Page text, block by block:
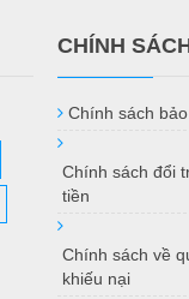
CHÍNH
Chính sách
Chính sách đổi
tiền
Chính sách về
khiếu nại